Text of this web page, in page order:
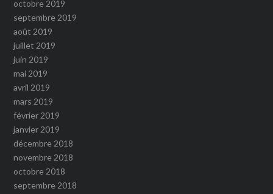
octobre 2019
septembre 2019
août 2019
juillet 2019
juin 2019
mai 2019
avril 2019
mars 2019
février 2019
janvier 2019
décembre 2018
novembre 2018
octobre 2018
septembre 2018